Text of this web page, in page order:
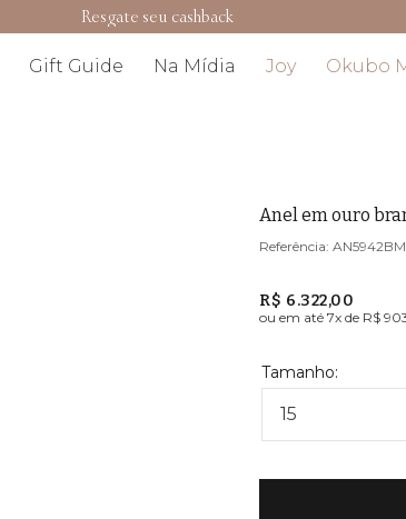
Resgate seu cashback
Gift Guide Na Mídia Joy Okubo
Anel em ouro
AN5942BM
R$ 6.322,00
ou em até7x de R$
15